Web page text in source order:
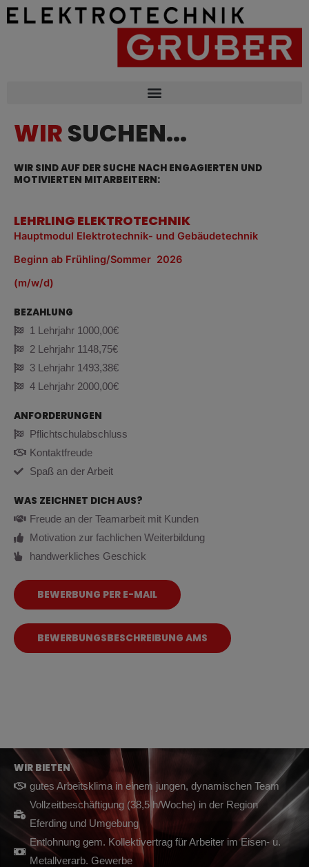
Zum
Inhalt
WIRSUCHEN...
WIR SIND AUF DER SUCHE NACH ENGAGIERTEN UND
MOTIVIERTEN MITARBEITERN:
LEHRLING ELEKTROTECHNIK
Hauptmodul Elektrotechnik- und Gebäudetechnik
Beginn ab Frühling/Sommer 2026
(m/w/d)
BEZAHLUNG
1 Lehrjahr 1000,00€
2 Lehrjahr 1148,75€
3 Lehrjahr 1493,38€
4 Lehrjahr 2000,00€
ANFORDERUNGEN
Pflichtschulabschluss
Kontaktfreude
Spaß an der Arbeit
WAS ZEICHNET DICH AUS?
Freude an der Teamarbeit mit Kunden
Motivation zur fachlichen Weiterbildung
handwerkliches Geschick
BEWERBUNG PER E-MAIL
BEWERBUNGSBESCHREIBUNG AMS
WIR BIETEN
gutes Arbeitsklima in einem jungen, dynamischen Team
Vollzeitbeschäftigung (38,5 h/Woche) in der Region
Eferding und Umgebung
Entlohnung gem. Kollektivertrag für Arbeiter im Eisen- u.
Metallverarb. Gewerbe